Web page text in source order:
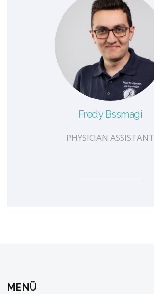
Fredy Bssmagi
PHYSICIAN ASSISTANT
MENÜ